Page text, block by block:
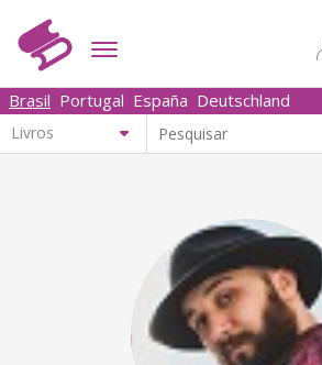
Brasil Portugal España Deutschland